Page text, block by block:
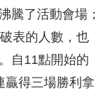
騰了活動會場；
表的人數，也
自11點開始的
贏得三場勝利拿